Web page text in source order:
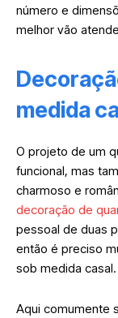
número e
melhor vão
medida
O projeto de um
funcional, mas
charmoso e
decoração de
pessoal de duas
então é preciso
sob medida casal.
Aqui comumente